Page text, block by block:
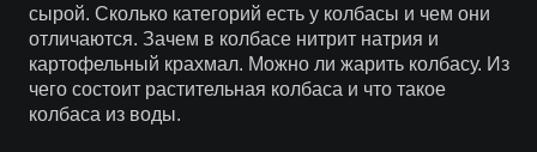
сырой. Сколько категорий есть у колбасы и чем они
отличаются. Зачем в колбасе нитрит натрия и
картофельный крахмал. Можно ли жарить колбасу. Из
чего состоит растительная колбаса и что такое
колбаса из воды.